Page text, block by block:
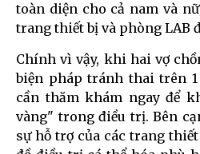
toàn diện cho cả nam và
trang thiết bị và phòng LAB
Chính vì vậy, khi hai vợ
biện pháp tránh thai trên
cần thăm khám ngay để
vàng" trong điều trị. Bên
sự hỗ trợ của các trang